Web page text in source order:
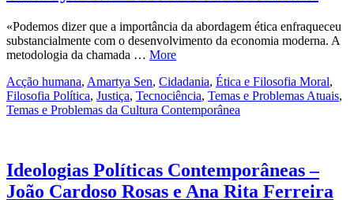
«Podemos dizer que a importância da abordagem ética enfraqueceu
substancialmente com o desenvolvimento da economia moderna. A
metodologia da chamada … More
Acção humana, Amartya Sen, Cidadania, Ética e Filosofia Moral,
Filosofia Política, Justiça, Tecnociência, Temas e Problemas Atuais,
Temas e Problemas da Cultura Contemporânea
Ideologias Políticas Contemporâneas –
João Cardoso Rosas e Ana Rita Ferreira